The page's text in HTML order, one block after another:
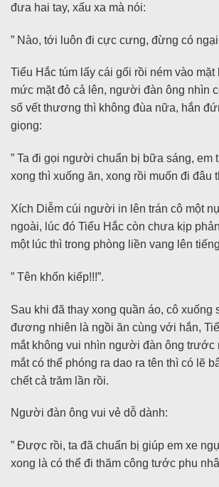
đưa hai tay, xấu xa mà nói:
” Nào, tới luôn đi cực cưng, đừng có
Tiểu Hắc túm lấy cái gối rồi ném vào mặt
mức mặt đỏ cả lên, người đàn ông nhìn
số vết thương thì không đùa nữa, hắn
giọng:
” Ta đi gọi người chuẩn bị bữa sáng, em
xong thì xuống ăn, xong rồi muốn đi đâu
Xích Diễm cúi người in lên trán cô một
ngoài, lúc đó Tiểu Hắc còn chưa kịp
một lúc thì trong phòng liền vang lên
” Tên khốn kiếp!!!”.
Sau khi đã thay xong quần áo, cô xuống
đương nhiên là ngồi ăn cùng với hắn,
mắt không vui nhìn người đàn ông trước
mắt có thể phóng ra dao ra tên thì có lẽ
chết cả trăm lần rồi.
Người đàn ông vui vẻ dỗ dành:
” Được rồi, ta đã chuẩn bị giúp em xe
xong là có thể đi thăm công tước phu